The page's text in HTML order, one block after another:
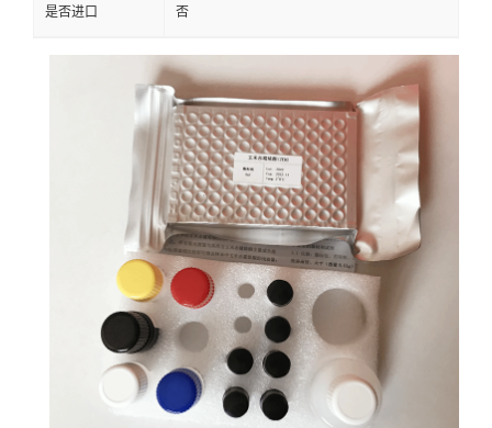
是否进口 否